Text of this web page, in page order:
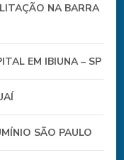
NA BARRA
EM IBIUNA – SP
SÃO PAULO